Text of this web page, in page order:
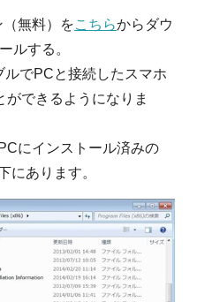
無料）をこちらからダウ
ルする。
でPCと接続したスマホ
できるようになりま
にインストール済みの
にあります。